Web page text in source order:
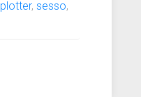
plotter,sesso,